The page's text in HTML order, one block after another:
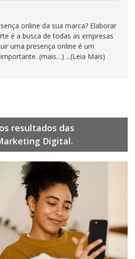
online da sua marca? Elaborar
é a busca de todas as empresas
uma presença online é um
(mais…) ...(Leia Mais)
resultados das
Digital.